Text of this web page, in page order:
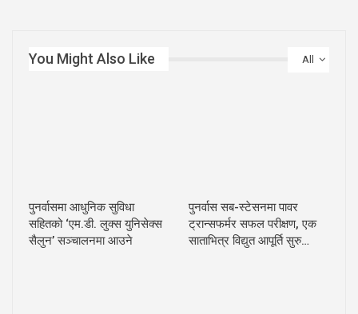
All
You Might Also Like
पुनर्वासमा आधुनिक सुविधा
सहितको ‘एम.डी. लुक्स युनिसेक्स
सैलुन’ सञ्चालनमा आउने
पुनर्वास सब-स्टेसनमा पावर
ट्रान्सफर्मर सफल परीक्षण, एक
साताभित्र विद्युत आपूर्ति सुरु…